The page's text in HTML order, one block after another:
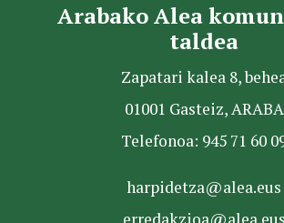
Arabako Alea
taldea
Zapatari kalea 8,
01001 Gasteiz, ARABA
Telefonoa: 945 71 60
harpidetza@alea.eus